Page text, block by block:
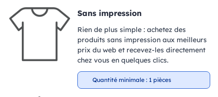
Sans impression
Rien de plus simple : achetez des
produits sans impression aux meilleurs
prix du web et recevez-les directement
chez vous en quelques clics.
Quantité minimale : 1 pièces